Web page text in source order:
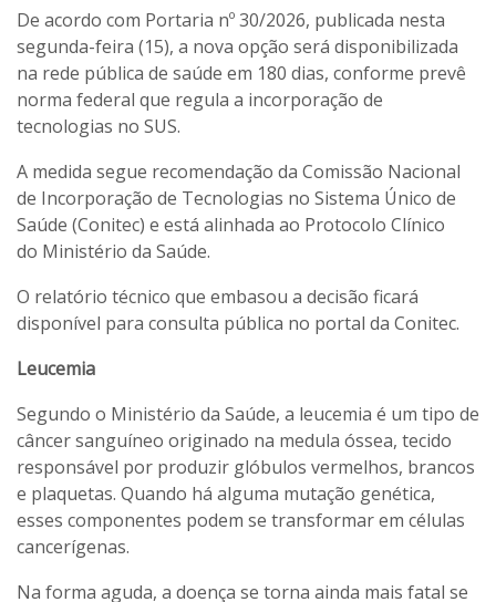
De acordo com Portaria nº 30/2026, publicada nesta
segunda-feira (15), a nova opção será disponibilizada
na rede pública de saúde em 180 dias, conforme prevê
norma federal que regula a incorporação de
tecnologias no SUS.
A medida segue recomendação da Comissão Nacional
de Incorporação de Tecnologias no Sistema Único de
Saúde (Conitec) e está alinhada ao Protocolo Clínico
do Ministério da Saúde.
O relatório técnico que embasou a decisão ficará
disponível para consulta pública no portal da Conitec.
Leucemia
Segundo o Ministério da Saúde, a leucemia é um tipo de
câncer sanguíneo originado na medula óssea, tecido
responsável por produzir glóbulos vermelhos, brancos
e plaquetas. Quando há alguma mutação genética,
esses componentes podem se transformar em células
cancerígenas.
Na forma aguda, a doença se torna ainda mais fatal se